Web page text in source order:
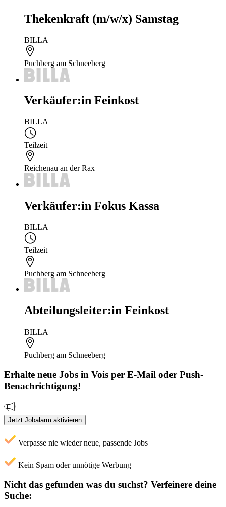
Thekenkraft (m/w/x) Samstag
BILLA
Puchberg am Schneeberg
Verkäufer:in Feinkost
BILLA
Teilzeit
Reichenau an der Rax
Verkäufer:in Fokus Kassa
BILLA
Teilzeit
Puchberg am Schneeberg
Abteilungsleiter:in Feinkost
BILLA
Puchberg am Schneeberg
Erhalte neue Jobs in Vois per E-Mail oder Push-
Benachrichtigung!
Jetzt Jobalarm aktivieren
Verpasse nie wieder neue, passende Jobs
Kein Spam oder unnötige Werbung
Nicht das gefunden was du suchst? Verfeinere deine
Suche: